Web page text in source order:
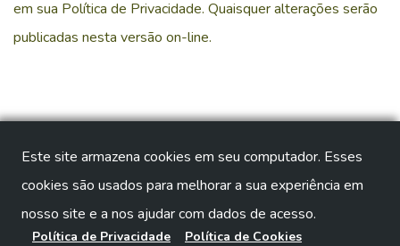
em sua Política de Privacidade. Quaisquer alterações serão
publicadas nesta versão on-line.
Este site armazena cookies em seu computador. Esses
cookies são usados para melhorar a sua experiência em
nosso site e a nos ajudar com dados de acesso.
Política de Privacidade Política de Cookies